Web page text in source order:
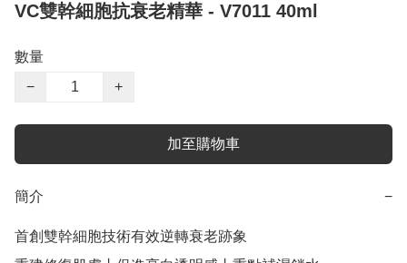
VC雙幹細胞抗衰老精華 - V7011 40ml
數量
−
+
加至購物車
簡介 −
首創雙幹細胞技術有效逆轉衰老跡象